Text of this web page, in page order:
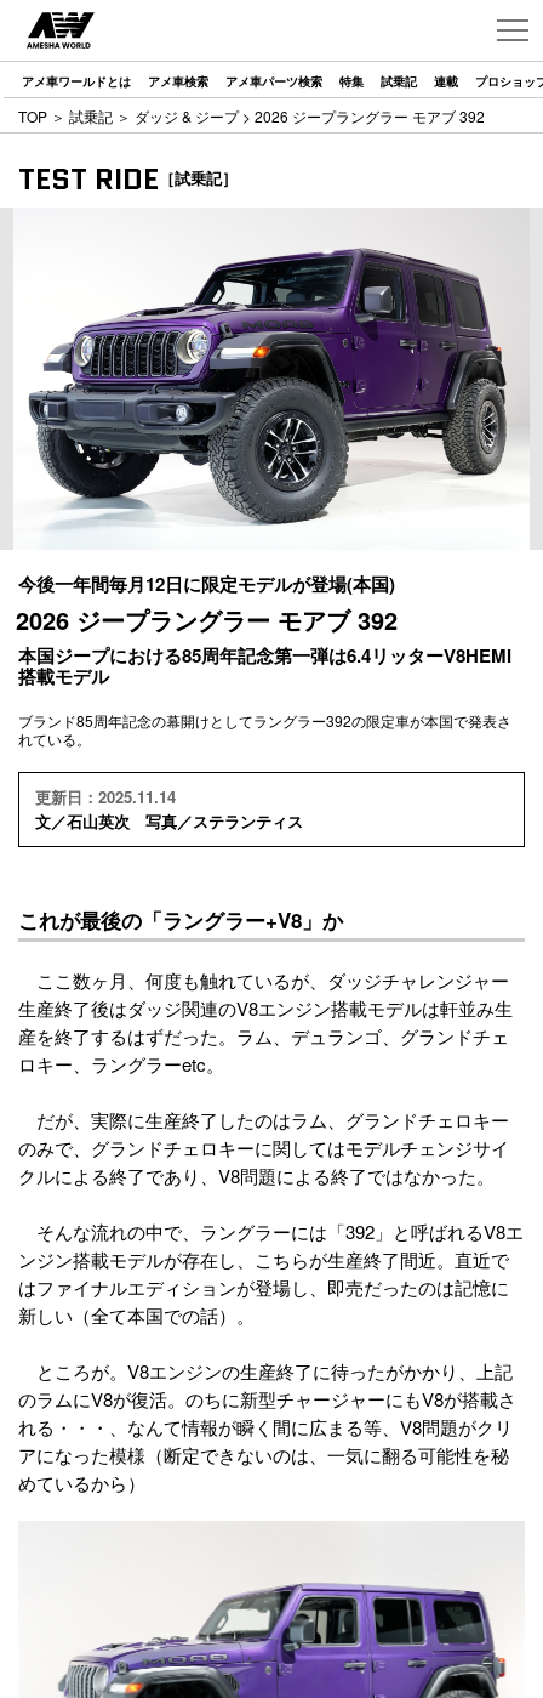
アメ車ワールドとは アメ車検索 アメ車パーツ検索 特集 試乗記 連載 プロショッ
TOP ＞ 試乗記 ＞ ダッジ & ジープ> 2026 ジープラングラー モアブ 392
TEST RIDE ［試乗記］
今後一年間毎月12日に限定モデルが登場(本国)
2026 ジープラングラー モアブ 392
本国ジープにおける85周年記念第一弾は6.4リッターV8HEMI
搭載モデル
ブランド85周年記念の幕開けとしてラングラー392の限定車が本国で発表さ
れている。
更新日：2025.11.14
文／石山英次 写真／ステランティス
これが最後の「ラングラー+V8」か
ここ数ヶ月、何度も触れているが、ダッジチャレンジャー
生産終了後はダッジ関連のV8エンジン搭載モデルは軒並み生
産を終了するはずだった。ラム、デュランゴ、グランドチェ
ロキー、ラングラーetc。
だが、実際に生産終了したのはラム、グランドチェロキー
のみで、グランドチェロキーに関してはモデルチェンジサイ
クルによる終了であり、V8問題による終了ではなかった。
そんな流れの中で、ラングラーには「392」と呼ばれるV8エ
ンジン搭載モデルが存在し、こちらが生産終了間近。直近で
はファイナルエディションが登場し、即売だったのは記憶に
新しい（全て本国での話）。
ところが。V8エンジンの生産終了に待ったがかかり、上記
のラムにV8が復活。のちに新型チャージャーにもV8が搭載さ
れる・・・、なんて情報が瞬く間に広まる等、V8問題がクリ
アになった模様（断定できないのは、一気に翻る可能性を秘
めているから）